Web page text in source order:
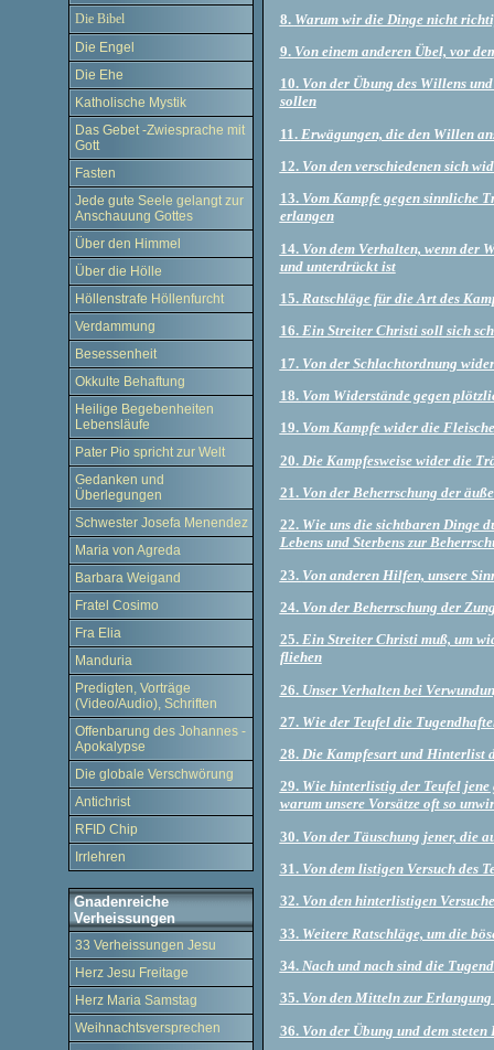
Die Bibel
Die Engel
Die Ehe
Katholische Mystik
Das Gebet -Zwiesprache mit
Gott
Fasten
Jede gute Seele gelangt zur
Anschauung Gottes
Über den Himmel
Über die Hölle
Höllenstrafe Höllenfurcht
Verdammung
Besessenheit
Okkulte Behaftung
Heilige Begebenheiten
Lebensläufe
Pater Pio spricht zur Welt
Gedanken und
Überlegungen
Schwester Josefa Menendez
Maria von Agreda
Barbara Weigand
Fratel Cosimo
Fra Elia
Manduria
Predigten, Vorträge
(Video/Audio), Schriften
Offenbarung des Johannes -
Apokalypse
Die globale Verschwörung
Antichrist
RFID Chip
Irrlehren
Gnadenreiche
Verheissungen
33 Verheissungen Jesu
Herz Jesu Freitage
Herz Maria Samstag
Weihnachtsversprechen
8. Warum wir die Dinge nicht
9. Von einem anderen Übel, vor
10. Von der Übung des Willens
sollen
11. Erwägungen, die den Willen
12. Von den verschiedenen sich
13. Vom Kampfe gegen sinnliche
erlangen
14. Von dem Verhalten, wenn der
und unterdrückt ist
15. Ratschläge für die Art des
16. Ein Streiter Christi soll sich
17. Von der Schlachtordnung
18. Vom Widerstände gegen
19. Vom Kampfe wider die
20. Die Kampfesweise wider die
21. Von der Beherrschung der
22. Wie uns die sichtbaren Dinge
Lebens und Sterbens zur
23. Von anderen Hilfen, unsere
24. Von der Beherrschung der
25. Ein Streiter Christi muß, um
fliehen
26. Unser Verhalten bei
27. Wie der Teufel die
28. Die Kampfesart und Hinterlist
29. Wie hinterlistig der Teufel
warum unsere Vorsätze oft so
30. Von der Täuschung jener, die
31. Von dem listigen Versuch des
32. Von den hinterlistigen
33. Weitere Ratschläge, um die
34. Nach und nach sind die
35. Von den Mitteln zur Erlangung
36. Von der Übung und dem